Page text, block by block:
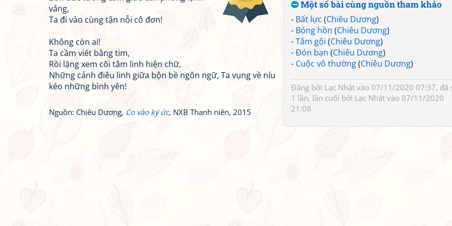
Một số bài cùng nguồn tham khảo
- Bất lực (Chiêu Dương)
- Bóng hồn (Chiêu Dương)
-Tắm gội (Chiêu Dương)
-Đón bạn (Chiêu Dương)
- Cuộc vô thường(Chiêu Dương)
Đăng bởi Lạc Nhật vào 07/11/2020 07:37, đã
1 lần, lần cuối bởi Lạc Nhật vào 07/11/2020
21:08
vắng,
Ta đi vào cùng tận nỗi cô đơn!
Không còn ai!
Ta cầm viết bằng tim,
Rồi lặng xem cõi tâm linh hiện chữ,
Những cảnh điêu linh giữa bộn bề ngôn ngữ, Ta vụng về níu
kéo những bình yên!
Nguồn: Chiêu Dương, Co vào ký ức, NXB Thanh niên, 2015